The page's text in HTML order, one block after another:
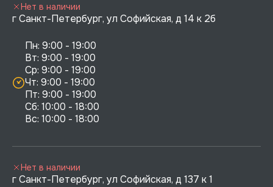
г Санкт-Петербург, ул Софийская, д 14 к 2б
Пн: 9:00 - 19:00
Вт: 9:00 - 19:00
Ср: 9:00 - 19:00
Чт: 9:00 - 19:00
Пт: 9:00 - 19:00
Сб: 10:00 - 18:00
Нет в наличии
г Санкт-Петербург, ул Софийская, д 137 к 1
Нет в наличии